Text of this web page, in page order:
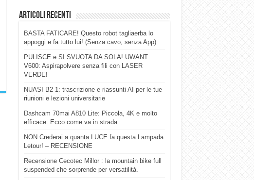
Articoli Recenti
BASTA FATICARE! Questo robot tagliaerba lo
appoggi e fa tutto lui! (Senza cavo, senza App)
PULISCE e SI SVUOTA DA SOLA! UWANT
V600: Aspirapolvere senza fili con LASER
VERDE!
NUASI B2-1: trascrizione e riassunti AI per le tue
riunioni e lezioni universitarie
Dashcam 70mai A810 Lite: Piccola, 4K e molto
efficace. Ecco come va in strada
NON Crederai a quanta LUCE fa questa Lampada
Letour! – RECENSIONE
Recensione Cecotec Millor : la mountain bike full
suspended che sorprende per versatilità.